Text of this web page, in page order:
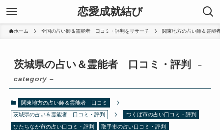
恋愛成就結び
ホーム 全国の占い師＆霊能者 口コミ・評判をリサーチ 関東地方の占い師＆霊能
茨城県の占い＆霊能者 口コミ・評判
–
category –
関東地方の占い師＆霊能者 口コミ
茨城県の占い＆霊能者 口コミ・評判 つくば市の占い口コミ・評判
ひたちなか市の占い口コミ・評判 取手市の占い口コミ・評判